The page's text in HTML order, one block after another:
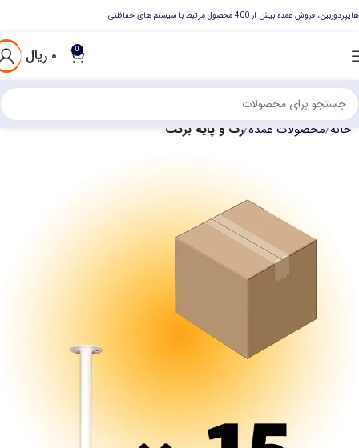
هایپردوربین، فروش عمده بیش از 400 محصول مرتبط با سیستم های حفاظتی
0 ۰ ریال
خانه محصولات عمده رک و پایه برکت